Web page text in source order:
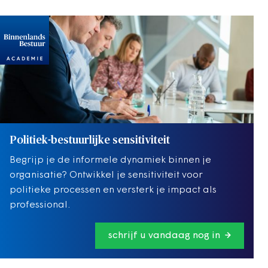
Politiek-bestuurlijke sensitiviteit
Begrijp je de informele dynamiek binnen je
organisatie? Ontwikkel je sensitiviteit voor
politieke processen en versterk je impact als
professional.
schrijf u vandaag nog in